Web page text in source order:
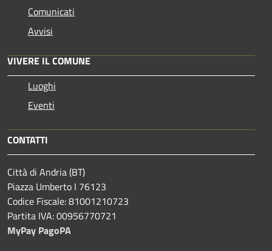
Comunicati
Avvisi
VIVERE IL COMUNE
Luoghi
Eventi
CONTATTI
Città di Andria (BT)
Piazza Umberto I 76123
Codice Fiscale: 81001210723
Partita IVA: 00956770721
MyPay PagoPA